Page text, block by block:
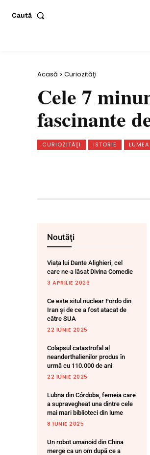
Caută
Acasă Curiozităţi
Cele 7
fascinante
CURIOZITĂŢI ISTORIE
Noutăţi
Viața lui Dante Alighieri, cel
care ne-a lăsat Divina Comedie
3 APRILIE 2026
Ce este situl nuclear Fordo din
Iran și de ce a fost atacat de
către SUA
22 IUNIE 2025
Colapsul catastrofal al
neanderthalienilor produs în
urmă cu 110.000 de ani
22 IUNIE 2025
Lubna din Córdoba, femeia care
a supravegheat una dintre cele
mai mari biblioteci din lume
8 IUNIE 2025
Un robot umanoid din China
merge ca un om după ce a